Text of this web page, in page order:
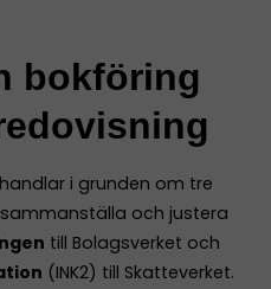
bokföring
i grunden om tre
och justera
till Bolagsverket och
(INK2) till Skatteverket.